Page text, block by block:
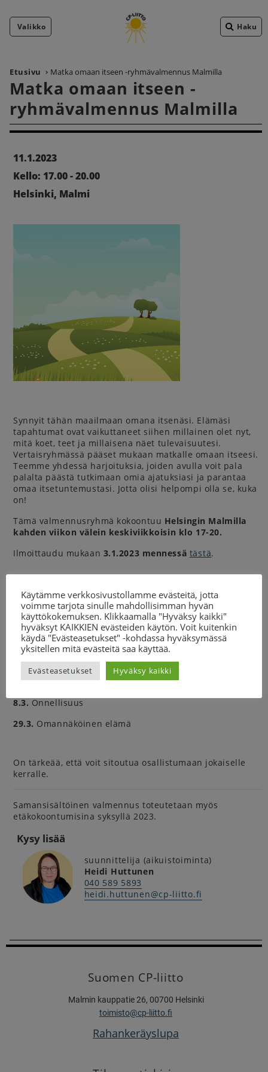
Valikko Haku
Etusivu Matka omaan itseen -ryhmävalmennus Malmilla
Matka omaan itseen -
ryhmävalmennus Malmilla
11.1.2023
Kello: 17.00 - 20.00
Helsinki, Malmi
Synnyit tähän maailmaan omana itsenäsi. Elämäsi
tapahtumat ovat vaikuttaneet siihen millainen olet nyt,
mitä koet, teet ja millaisena näet tulevaisuutesi.
Vertaisryhmässä pääset mukaan matkalle omaan itseesi.
Teemme yhdessä harjoituksia, joiden avulla voit pala
palalta päästä tutkimaan omia ajatuksiasi ja parantaa
omaa itsetuntemustasi. Jotta olisi helpompi olla se, kuka
on!
Tämä valmennusryhmä kokoontuu Helsingin Malmilla
kahden viikon välein keskiviikkoisin klo 17-20.
Ilmoittaudu mukaan 3.1.2023 mennessä tästä.
Teemat:
11.1.Kuka sinä olet?
25.1.Hyväksy ja uskalla olla se kuka olet
8.2.Mitä sinä haluat?
22.2.Omat rajat
8.3. Onnellisuus
29.3. Omannäköinen elämä
On tärkeää, että voit sitoutua osallistumaan jokaiselle
kerralle.
Samansisältöinen valmennus toteutetaan myös
etäkokoontumisina syksyllä 2023.
Kysy lisää
suunnittelija (aikuistoiminta)
Heidi Huttunen
040 589 5893
heidi.huttunen@cp-liitto.fi
Suomen CP-liitto
Malmin kauppatie 26, 00700 Helsinki
toimisto@cp-liitto.fi
Rahankeräyslupa
Käytämme verkkosivustollamme evästeitä, jotta
voimme tarjota sinulle mahdollisimman hyvän
käyttökokemuksen. Klikkaamalla "Hyväksy kaikki"
hyväksyt KAIKKIEN evästeiden käytön. Voit kuitenkin
käydä "Evästeasetukset" -kohdassa hyväksymässä
yksitellen mitä evästeitä saa käyttää.
Evästeasetukset Hyväksy kaikki